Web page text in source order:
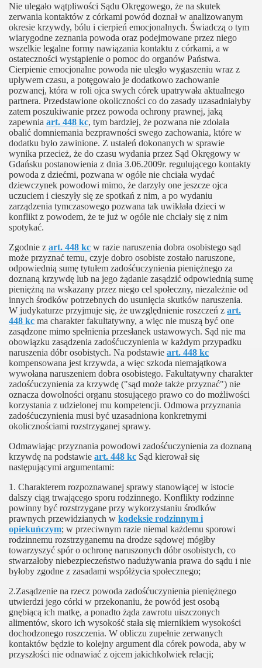
Nie ulegało wątpliwości Sądu Okręgowego, że na skutek
zerwania kontaktów z córkami powód doznał w analizowanym
okresie krzywdy, bólu i cierpień emocjonalnych. Świadczą o tym
wiarygodne zeznania powoda oraz podejmowane przez niego
wszelkie legalne formy nawiązania kontaktu z córkami, a w
ostateczności wystąpienie o pomoc do organów Państwa.
Cierpienie emocjonalne powoda nie uległo wygaszeniu wraz z
upływem czasu, a potęgowało je dodatkowo zachowanie
pozwanej, która w roli ojca swych córek upatrywała aktualnego
partnera. Przedstawione okoliczności co do zasady uzasadniałyby
zatem poszukiwanie przez powoda ochrony prawnej, jaką
zapewnia art. 448 kc, tym bardziej, że pozwana nie zdołała
obalić domniemania bezprawności swego zachowania, które w
dodatku było zawinione. Z ustaleń dokonanych w sprawie
wynika przecież, że do czasu wydania przez Sąd Okręgowy w
Gdańsku postanowienia z dnia 3.06.2009r. regulującego kontakty
powoda z dziećmi, pozwana w ogóle nie chciała wydać
dziewczynek powodowi mimo, że darzyły one jeszcze ojca
uczuciem i cieszyły się ze spotkań z nim, a po wydaniu
zarządzenia tymczasowego pozwana tak uwikłała dzieci w
konflikt z powodem, że te już w ogóle nie chciały się z nim
spotykać.
Zgodnie z art. 448 kc w razie naruszenia dobra osobistego sąd
może przyznać temu, czyje dobro osobiste zostało naruszone,
odpowiednią sumę tytułem zadośćuczynienia pieniężnego za
doznaną krzywdę lub na jego żądanie zasądzić odpowiednią sumę
pieniężną na wskazany przez niego cel społeczny, niezależnie od
innych środków potrzebnych do usunięcia skutków naruszenia.
W judykaturze przyjmuje się, że uwzględnienie roszczeń z art.
448 kc ma charakter fakultatywny, a więc nie muszą być one
zasądzone mimo spełnienia przesłanek ustawowych. Sąd nie ma
obowiązku zasądzenia zadośćuczynienia w każdym przypadku
naruszenia dóbr osobistych. Na podstawie art. 448 kc
kompensowana jest krzywda, a więc szkoda niemajątkowa
wywołana naruszeniem dobra osobistego. Fakultatywny charakter
zadośćuczynienia za krzywdę ("sąd może także przyznać") nie
oznacza dowolności organu stosującego prawo co do możliwości
korzystania z udzielonej mu kompetencji. Odmowa przyznania
zadośćuczynienia musi być uzasadniona konkretnymi
okolicznościami rozstrzyganej sprawy.
Odmawiając przyznania powodowi zadośćuczynienia za doznaną
krzywdę na podstawie art. 448 kc Sąd kierował się
następującymi argumentami:
1. Charakterem rozpoznawanej sprawy stanowiącej w istocie
dalszy ciąg trwającego sporu rodzinnego. Konflikty rodzinne
powinny być rozstrzygane przy wykorzystaniu środków
prawnych przewidzianych w kodeksie rodzinnym i
opiekuńczym; w przeciwnym razie niemal każdemu sporowi
rodzinnemu rozstrzyganemu na drodze sądowej mógłby
towarzyszyć spór o ochronę naruszonych dóbr osobistych, co
stwarzałoby niebezpieczeństwo nadużywania prawa do sądu i nie
byłoby zgodne z zasadami współżycia społecznego;
2.Zasądzenie na rzecz powoda zadośćuczynienia pieniężnego
utwierdzi jego córki w przekonaniu, że powód jest osobą
gnębiącą ich matkę, a ponadto żąda zawrotu uiszczonych
alimentów, skoro ich wysokość stała się miernikiem wysokości
dochodzonego roszczenia. W obliczu zupełnie zerwanych
kontaktów będzie to kolejny argument dla córek powoda, aby w
przyszłości nie odnawiać z ojcem jakichkolwiek relacji;